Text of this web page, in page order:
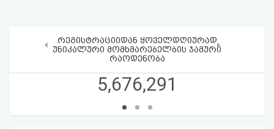
რეგისტრაციიდან ყოველდღიურად
უნიკალური მომხმარებელბის ჯამური
რაოდენობა
5,676,291
‹ ›